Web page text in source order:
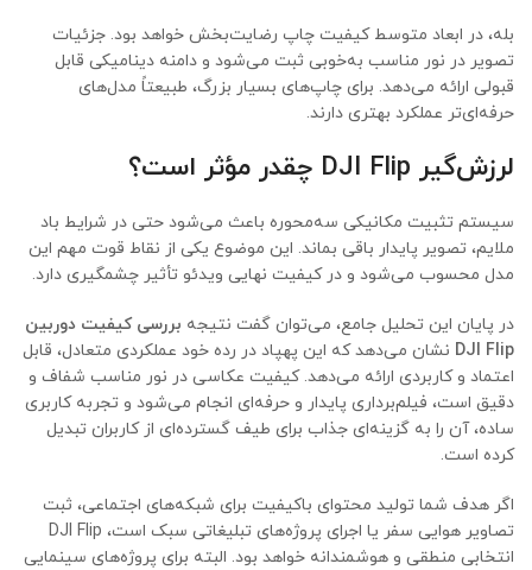
بله، در ابعاد متوسط کیفیت چاپ رضایت‌بخش خواهد بود. جزئیات
تصویر در نور مناسب به‌خوبی ثبت می‌شود و دامنه دینامیکی قابل
قبولی ارائه می‌دهد. برای چاپ‌های بسیار بزرگ، طبیعتاً مدل‌های
حرفه‌ای‌تر عملکرد بهتری دارند.
لرزش‌گیر DJI Flip چقدر مؤثر است؟
سیستم تثبیت مکانیکی سه‌محوره باعث می‌شود حتی در شرایط باد
ملایم، تصویر پایدار باقی بماند. این موضوع یکی از نقاط قوت مهم این
مدل محسوب می‌شود و در کیفیت نهایی ویدئو تأثیر چشمگیری دارد.
در پایان این تحلیل جامع، می‌توان گفت نتیجه بررسی کیفیت دوربین
DJI Flip نشان می‌دهد که این پهپاد در رده خود عملکردی متعادل، قابل
اعتماد و کاربردی ارائه می‌دهد. کیفیت عکاسی در نور مناسب شفاف و
دقیق است، فیلم‌برداری پایدار و حرفه‌ای انجام می‌شود و تجربه کاربری
ساده، آن را به گزینه‌ای جذاب برای طیف گسترده‌ای از کاربران تبدیل
کرده است.
اگر هدف شما تولید محتوای باکیفیت برای شبکه‌های اجتماعی، ثبت
تصاویر هوایی سفر یا اجرای پروژه‌های تبلیغاتی سبک است، DJI Flip
انتخابی منطقی و هوشمندانه خواهد بود. البته برای پروژه‌های سینمایی